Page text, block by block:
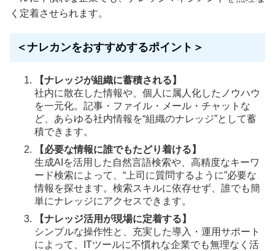
く定着させられます。
＜ナレカンをおすすめするポイント＞
【ナレッジが組織に蓄積される】
社内に散在した情報や、個人に属人化したノウハウ
を一元化。記事・ファイル・メール・チャットな
ど、あらゆる社内情報を“組織のナレッジ”として蓄
積できます。
【必要な情報に誰でもたどり着ける】
生成AIを活用した自然言語検索や、高精度なキーワ
ード検索によって、“上司に質問するように”必要な
情報を探せます。検索スキルに依存せず、誰でも簡
単にナレッジにアクセスできます。
【ナレッジ活用が現場に定着する】
シンプルな操作性と、充実した導入・運用サポート
によって、ITツールに不慣れな企業でも無理なく活